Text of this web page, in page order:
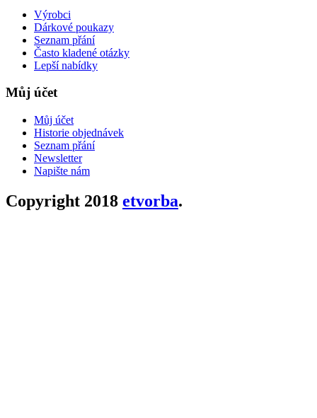
Výrobci
Dárkové poukazy
Seznam přání
Často kladené otázky
Lepší nabídky
Můj účet
Můj účet
Historie objednávek
Seznam přání
Newsletter
Napište nám
Copyright 2018 etvorba.